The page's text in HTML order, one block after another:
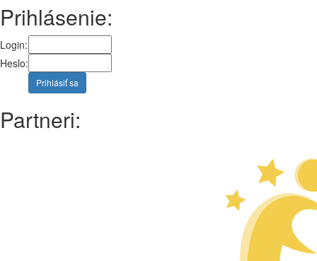
Prihlásenie:
Login:
Heslo:
Prihlásiť sa
Partneri: